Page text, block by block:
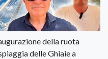
della ruota
delle Ghiaie a